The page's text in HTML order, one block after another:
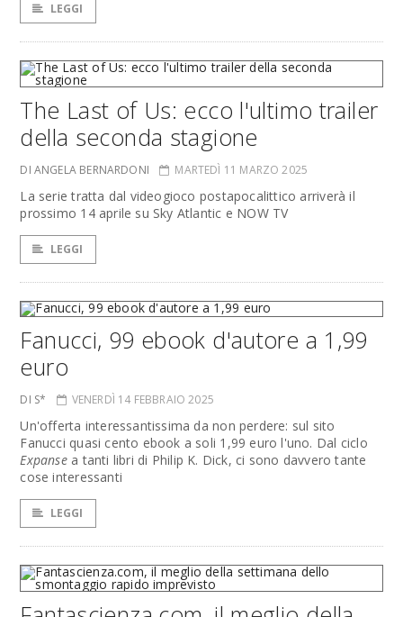
LEGGI
The Last of Us: ecco l'ultimo trailer
della seconda stagione
DI ANGELA BERNARDONI MARTEDÌ 11 MARZO 2025
La serie tratta dal videogioco postapocalittico arriverà il
prossimo 14 aprile su Sky Atlantic e NOW TV
LEGGI
Fanucci, 99 ebook d'autore a 1,99
euro
DI S* VENERDÌ 14 FEBBRAIO 2025
Un'offerta interessantissima da non perdere: sul sito
Fanucci quasi cento ebook a soli 1,99 euro l'uno. Dal ciclo
Expansea tanti libri di Philip K. Dick, ci sono davvero tante
cose interessanti
LEGGI